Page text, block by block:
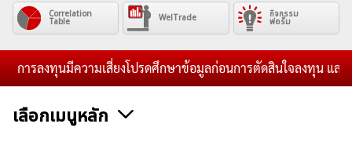
VPS Register
Correlation
Table WelTrade กิจกรรม
ฟอรั่ม
ารลงทุนมีความเสี่ยงโปรดศึกษาข้อมูลก่อนการตัดสินใจลงทุน และไม่
เลือกเมนูหลัก